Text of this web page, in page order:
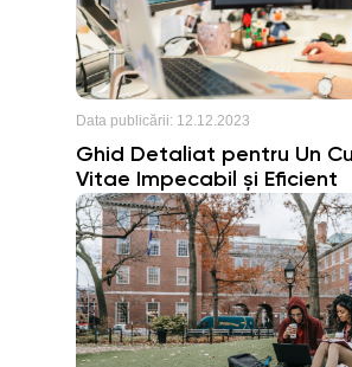
Data publicării: 12.12.2023
Ghid Detaliat pentru Un
Vitae Impecabil și Eficient